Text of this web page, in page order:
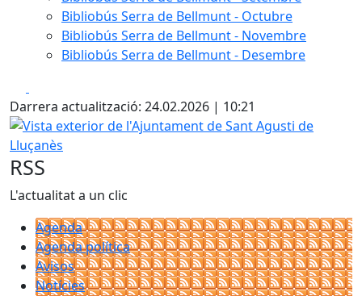
Bibliobús Serra de Bellmunt - Octubre
Bibliobús Serra de Bellmunt - Novembre
Bibliobús Serra de Bellmunt - Desembre
Darrera actualització: 24.02.2026 | 10:21
Vista exterior de l'Ajuntament de Sant Agusti de Lluçanès
RSS
L'actualitat a un clic
Agenda
Agenda política
Avisos
Notícies